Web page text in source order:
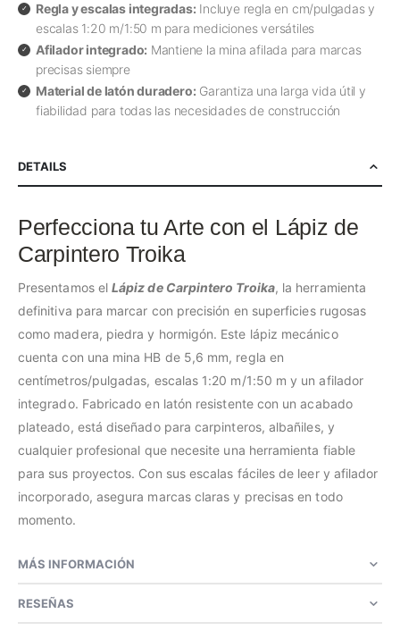
Regla y escalas integradas: Incluye regla en cm/pulgadas y
escalas 1:20 m/1:50 m para mediciones versátiles
Afilador integrado: Mantiene la mina afilada para marcas
precisas siempre
Material de latón duradero: Garantiza una larga vida útil y
fiabilidad para todas las necesidades de construcción
DETAILS
Perfecciona tu Arte con el Lápiz de
Carpintero Troika
Presentamos elLápiz de Carpintero Troika, la herramienta
definitiva para marcar con precisión en superficies rugosas
como madera, piedra y hormigón. Este lápiz mecánico
cuenta con una mina HB de 5,6 mm, regla en
centímetros/pulgadas, escalas 1:20 m/1:50 m y un afilador
integrado. Fabricado en latón resistente con un acabado
plateado, está diseñado para carpinteros, albañiles, y
cualquier profesional que necesite una herramienta fiable
para sus proyectos. Con sus escalas fáciles de leer y afilador
incorporado, asegura marcas claras y precisas en todo
momento.
MÁS INFORMACIÓN
RESEÑAS